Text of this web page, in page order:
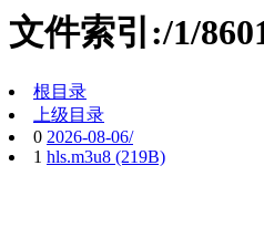
文件索引:/1/
根目录
上级目录
0 2026-08-06/
1 hls.m3u8 (219B)